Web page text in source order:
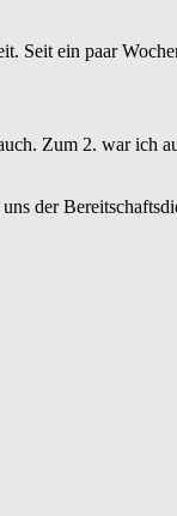
Seit ein paar
Zum 2. war ich
der